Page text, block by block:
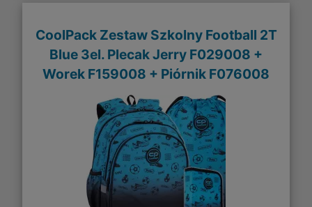
CoolPack Zestaw Szkolny Football 2T
Blue 3el. Plecak Jerry F029008 +
Worek F159008 + Piórnik F076008